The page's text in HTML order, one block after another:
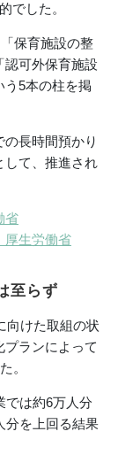
でした。
保育施設の整
認可外保育施設
う5本の柱を掲
長時間預かり
して、推進され
省
厚生労働省
至らず
向けた取組の状
ランによって
。
では約6万人分
分を上回る結果